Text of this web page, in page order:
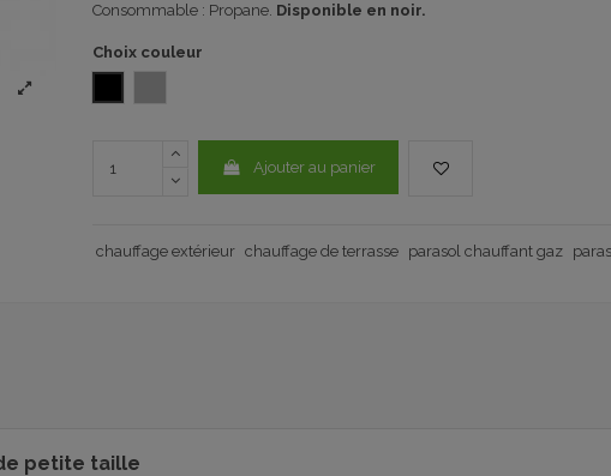
Consommable : Propane. Disponible en noir.
Choix couleur
Ajouter au panier
chauffage extérieur chauffage de terrasse parasol chauffant gaz
petite taille